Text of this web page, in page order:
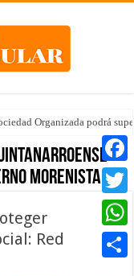
Organizada podrá
morenista
Red
Twitter